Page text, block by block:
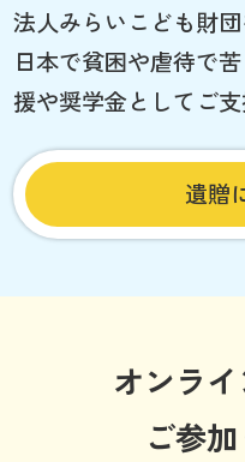
法人みらいこども財
日本で貧困や虐待で
援や奨学金としてご支
遺贈
オンラ
ご参加